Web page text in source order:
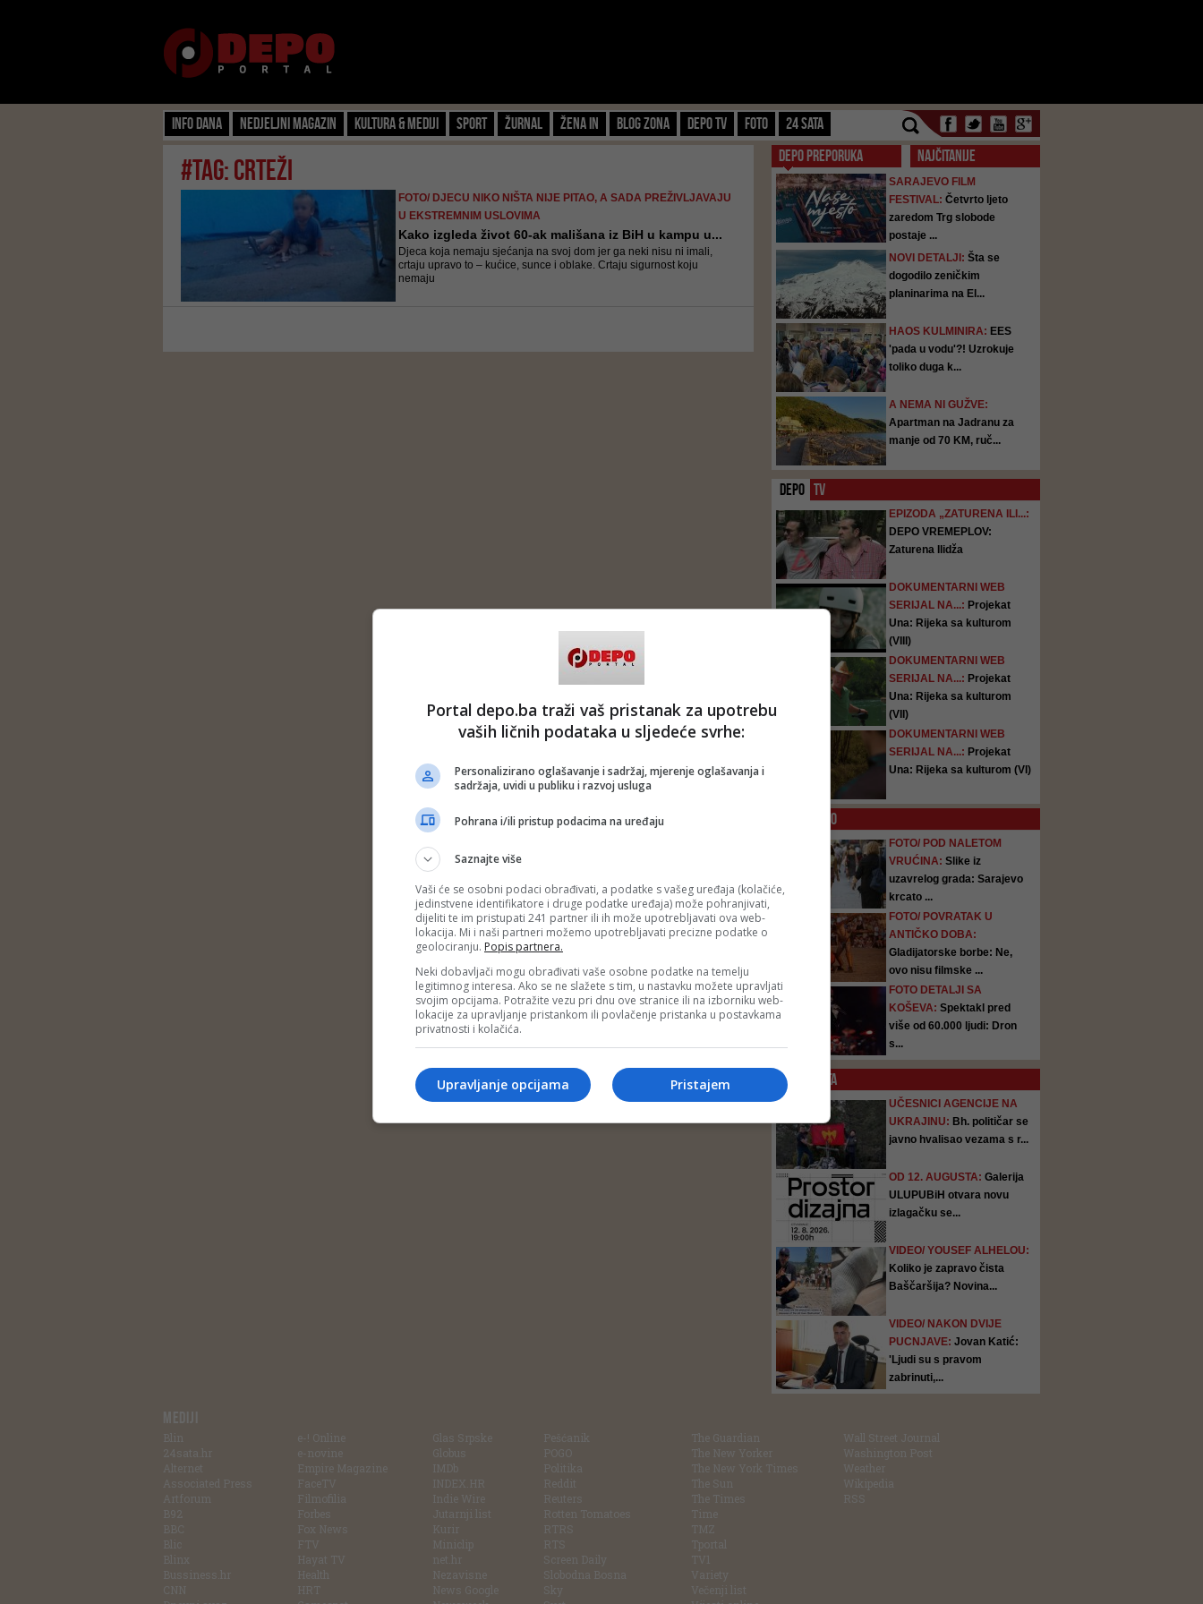
Info dana Nedjeljni magazin Kultura & Mediji Sport Žurnal Žena IN Blog zona Depo TV FOTO 24 SATA
#tag: crteži
FOTO/ DJECU NIKO NIŠTA NIJE PITAO, A SADA PREŽIVLJAVAJU
U EKSTREMNIM USLOVIMA
Kako izgleda život 60-ak mališana iz BiH u kampu u...
Djeca koja nemaju sjećanja na svoj dom jer ga neki nisu ni imali,
crtaju upravo to – kućice, sunce i oblake. Crtaju sigurnost koju
nemaju
DEPO PREPORUKA NAJČITANIJE
SARAJEVO FILM
FESTIVAL: Četvrto ljeto
zaredom Trg slobode
postaje ...
NOVI DETALJI: Šta se
dogodilo zeničkim
planinarima na El...
HAOS KULMINIRA: EES
'pada u vodu'?! Uzrokuje
toliko duga k...
A NEMA NI GUŽVE:
Apartman na Jadranu za
manje od 70 KM, ruč...
DEPO TV
EPIZODA „ZATURENA ILI...:
DEPO VREMEPLOV:
Zaturena Ilidža
DOKUMENTARNI WEB
SERIJAL NA...: Projekat
Una: Rijeka sa kulturom
(VIII)
DOKUMENTARNI WEB
SERIJAL NA...: Projekat
Una: Rijeka sa kulturom
(VII)
DOKUMENTARNI WEB
SERIJAL NA...: Projekat
Una: Rijeka sa kulturom (VI)
FOTO
FOTO/ POD NALETOM
VRUĆINA: Slike iz
uzavrelog grada: Sarajevo
krcato ...
FOTO/ POVRATAK U
ANTIČKO DOBA:
Gladijatorske borbe: Ne,
ovo nisu filmske ...
FOTO DETALJI SA
KOŠEVA: Spektakl pred
više od 60.000 ljudi: Dron
s...
24 SATA
UČESNICI AGENCIJE NA
UKRAJINU: Bh. političar se
javno hvalisao vezama s r...
OD 12. AUGUSTA: Galerija
ULUPUBiH otvara novu
izlagačku se...
VIDEO/ YOUSEF ALHELOU:
Koliko je zapravo čista
Baščaršija? Novina...
VIDEO/ NAKON DVIJE
PUCNJAVE: Jovan Katić:
'Ljudi su s pravom
zabrinuti,...
MEDIJI
Blin
24sata.hr
Alternet
Associated Press
Artforum
B92
BBC
Blic
Blinx
Bussiness.hr
CNN
e-! Online
e-novine
Empire Magazine
FaceTV
Filmofilia
Forbes
Fox News
FTV
Hayat TV
Health
HRT
Glas Srpske
Globus
IMDb
INDEX.HR
Indie Wire
Jutarnji list
Kurir
Miniclip
net.hr
Nezavisne
News Google
Pešćanik
POGO
Politika
Reddit
Reuters
Rotten Tomatoes
RTRS
RTS
Screen Daily
Slobodna Bosna
Sky
The Guardian
The New Yorker
The New York Times
The Sun
The Times
Time
TMZ
Tportal
TV1
Variety
Večenji list
Wall Street Journal
Washington Post
Weather
Wikipedia
RSS
Portal depo.ba traži vaš pristanak za upotrebu
vaših ličnih podataka u sljedeće svrhe:
Personalizirano oglašavanje i sadržaj, mjerenje oglašavanja i
sadržaja, uvidi u publiku i razvoj usluga
Pohrana i/ili pristup podacima na uređaju
Saznajte više
Vaši će se osobni podaci obrađivati, a podatke s vašeg uređaja (kolačiće,
jedinstvene identifikatore i druge podatke uređaja) može pohranjivati,
dijeliti te im pristupati 241 partner ili ih može upotrebljavati ova web-
lokacija. Mi i naši partneri možemo upotrebljavati precizne podatke o
geolociranju. Popis partnera.
Neki dobavljači mogu obrađivati vaše osobne podatke na temelju
legitimnog interesa. Ako se ne slažete s tim, u nastavku možete upravljati
svojim opcijama. Potražite vezu pri dnu ove stranice ili na izborniku web-
lokacije za upravljanje pristankom ili povlačenje pristanka u postavkama
privatnosti i kolačića.
Pristajem
Upravljanje opcijama